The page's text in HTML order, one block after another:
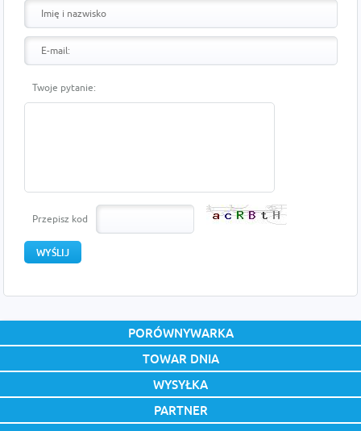
Twoje pytanie:
Przepisz kod
PORÓWNYWARKA
TOWAR DNIA
WYSYŁKA
PARTNER